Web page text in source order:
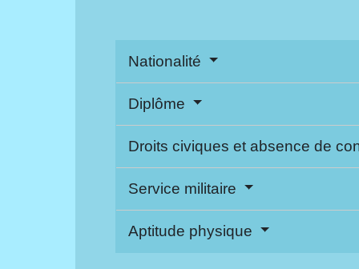
Nationalité
Diplôme
Droits civiques et absence de
Service militaire
Aptitude physique